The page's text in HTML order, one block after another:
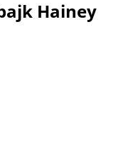
Hainey